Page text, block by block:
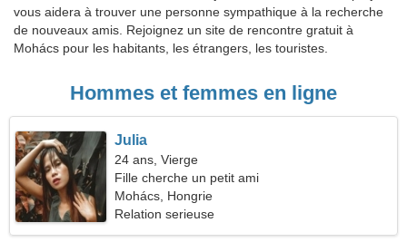
vous aidera à trouver une personne sympathique à la recherche
de nouveaux amis. Rejoignez un site de rencontre gratuit à
Mohács pour les habitants, les étrangers, les touristes.
Hommes et femmes en ligne
Julia
24 ans, Vierge
Fille cherche un petit ami
Mohács, Hongrie
Relation serieuse